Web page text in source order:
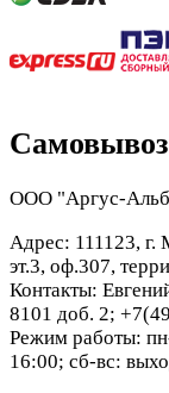
Самовывоз
ООО "Аргус-
Адрес: 111123, г.
эт.3, оф.307,
Контакты:
8101 доб. 2;
Режим работы:
16:00; сб-вс: